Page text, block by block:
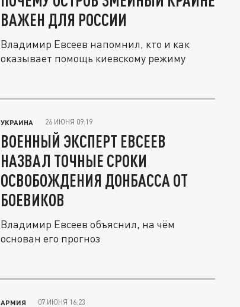
ВАЖЕН ДЛЯ РОССИИ
Владимир Евсеев напомнил, кто и как
оказывает помощь киевскому режиму
УКРАИНА 26 ИЮНЯ 09:19
ВОЕННЫЙ ЭКСПЕРТ ЕВСЕЕВ
НАЗВАЛ ТОЧНЫЕ СРОКИ
ОСВОБОЖДЕНИЯ ДОНБАССА ОТ
БОЕВИКОВ
Владимир Евсеев объяснил, на чём
основан его прогноз
АРМИЯ 07 ИЮНЯ 16:23